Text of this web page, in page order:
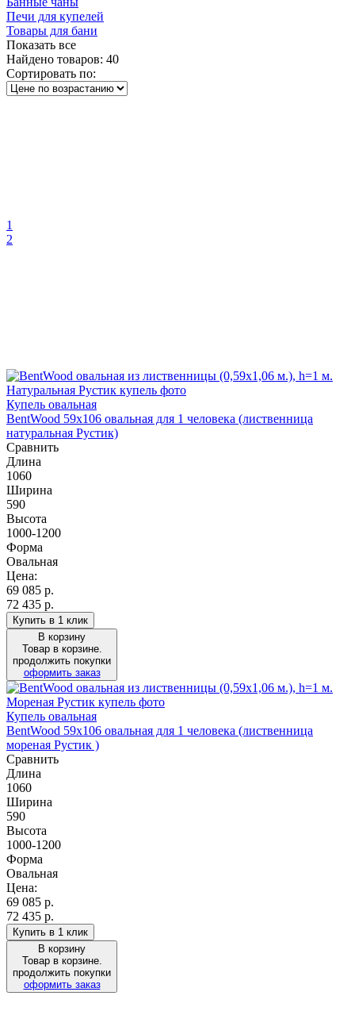
Печи для купелей
Товары для бани
Показать все
Найдено товаров: 40
Сортировать по:
1
2
Купель овальная
BentWood 59х106 овальная для 1 человека (лиственница
натуральная Рустик)
Сравнить
Длина
1060
Ширина
590
Высота
1000-1200
Форма
Овальная
Цена:
69 085 р.
72 435 р.
Купить в 1 клик
В корзину
Товар в корзине.
продолжить покупки
оформить заказ
Купель овальная
BentWood 59х106 овальная для 1 человека (лиственница
мореная Рустик )
Сравнить
Длина
1060
Ширина
590
Высота
1000-1200
Форма
Овальная
Цена:
69 085 р.
72 435 р.
Купить в 1 клик
В корзину
Товар в корзине.
продолжить покупки
оформить заказ